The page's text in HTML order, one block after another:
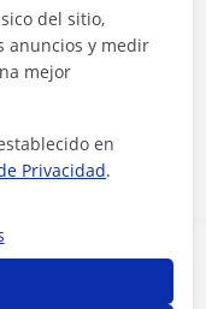
privacidad
del sitio,
anuncios y medir
mejor
en
Privacidad.